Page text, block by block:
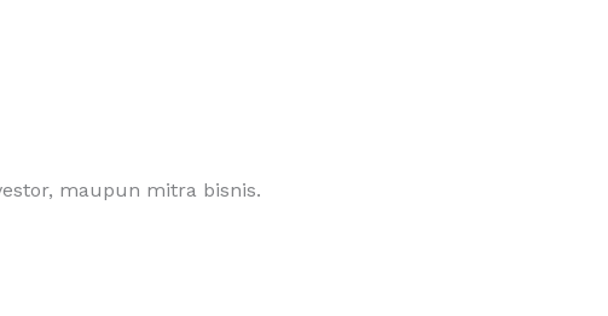
maupun mitra bisnis.